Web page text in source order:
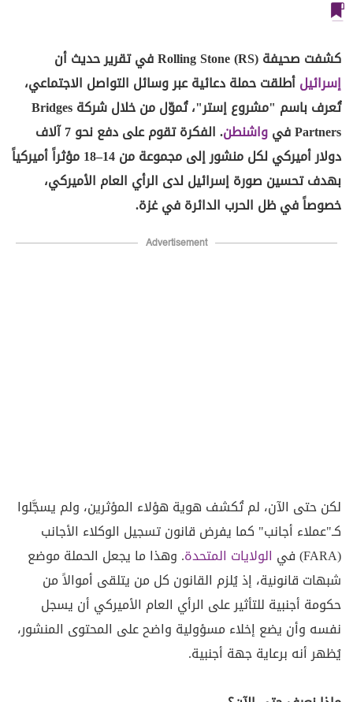
كشفت صحيفة Rolling Stone (RS) في تقرير حديث أن
إسرائيلأطلقت حملة دعائية عبر وسائل التواصل الاجتماعي،
تُعرف باسم "مشروع إستر"، تُموّل من خلال شركة Bridges
Partners في
واشنطن
. الفكرة تقوم على دفع نحو 7 آلاف
دولار أميركي لكل منشور إلى مجموعة من 14–18 مؤثراً أميركياً
بهدف تحسين صورة إسرائيل لدى الرأي العام الأميركي،
خصوصاً في ظل الحرب الدائرة في غزة.
Advertisement
لكن حتى الآن، لم تُكشف هوية هؤلاء المؤثرين، ولم يسجَّلوا
كـ"عملاء أجانب" كما يفرض قانون تسجيل الوكلاء الأجانب
(FARA) في
الولايات المتحدة. وهذا ما يجعل الحملة موضع
شبهات قانونية، إذ يُلزم القانون كل من يتلقى أموالاً من
حكومة أجنبية للتأثير على الرأي العام الأميركي أن يسجل
نفسه وأن يضع إخلاء مسؤولية واضح على المحتوى المنشور،
يُظهر أنه برعاية جهة أجنبية.